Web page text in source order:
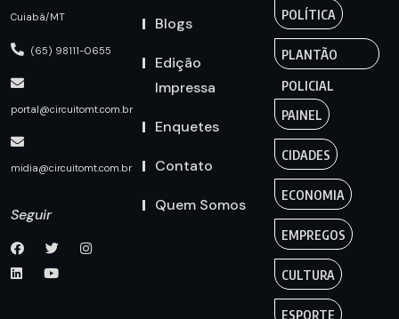
Cuiabá/MT
(65) 98111-0655
portal@circuitomt.com.br
midia@circuitomt.com.br
Seguir
Blogs
Edição
Impressa
Enquetes
Contato
Quem Somos
POLÍTICA
PLANTÃO
POLICIAL
PAINEL
CIDADES
ECONOMIA
EMPREGOS
CULTURA
ESPORTE